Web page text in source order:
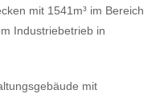
mit 1541m³ im Bereich
Industriebetrieb in
mit